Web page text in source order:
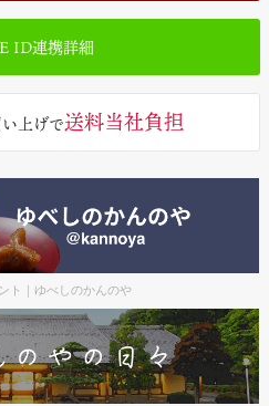
ID連携詳細
上げで送料当社負担
ト｜ゆべしのかんのや